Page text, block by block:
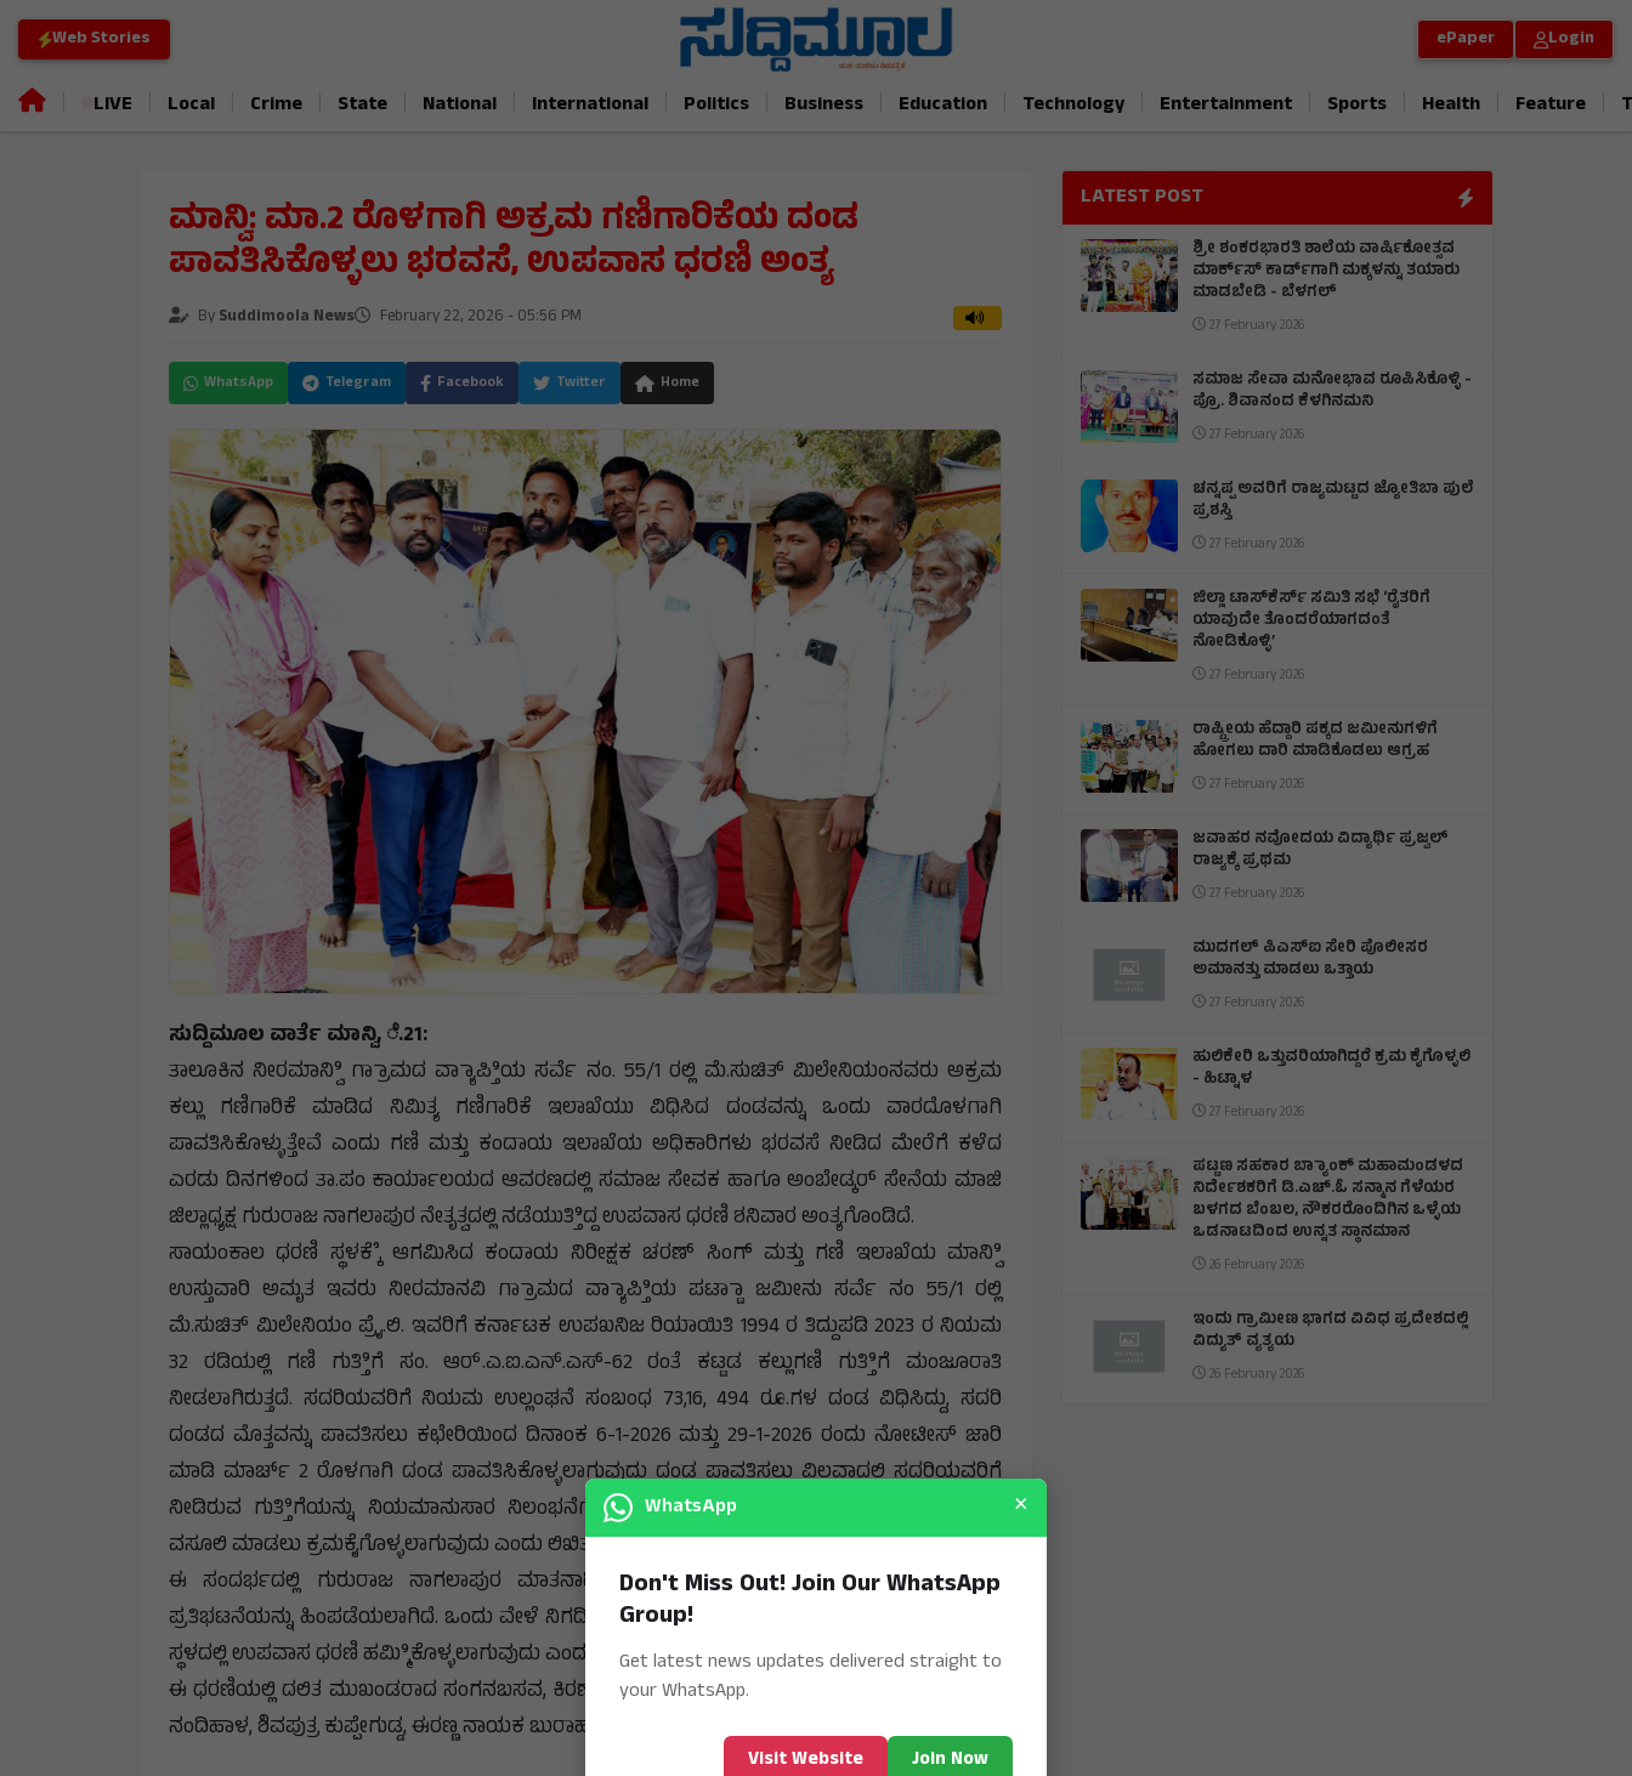
Web Stories ePaper Login
LIVE Local Crime State National International Politics Business Education Technology Entertainment Sports Health Feature
ಮಾನ್ವಿ: ಮಾ.2 ರೊಳಗಾಗಿ ಅಕ್ರಮ ಗಣಿಗಾರಿಕೆಯ ದಂಡ
ಪಾವತಿಸಿಕೊಳ್ಳಲು ಭರವಸೆ, ಉಪವಾಸ ಧರಣಿ ಅಂತ್ಯ
BySuddimoola News February 22, 2026 - 05:56 PM
WhatsApp Telegram Facebook Twitter Home
ಸುದ್ದಿಮೂಲ ವಾರ್ತೆ ಮಾನ್ವಿ, ೆ.21:
ತಾಲೂಕಿನ ನೀರಮಾನ್ವಿಿ ಗ್ರಾಾಮದ ವ್ಯಾಾಪ್ತಿಿಯ ಸರ್ವೆ ನಂ. 55/1 ರಲ್ಲಿ ಮೆ.ಸುಚಿತ್ ಮಿಲೇನಿಯಂನವರು ಅಕ್ರಮ
ಕಲ್ಲು ಗಣಿಗಾರಿಕೆ ಮಾಡಿದ ನಿಮಿತ್ಯ ಗಣಿಗಾರಿಕೆ ಇಲಾಖೆಯು ವಿಧಿಸಿದ ದಂಡವನ್ನು ಒಂದು ವಾರದೊಳಗಾಗಿ
ಪಾವತಿಸಿಕೊಳ್ಳುತ್ತೇವೆ ಎಂದು ಗಣಿ ಮತ್ತು ಕಂದಾಯ ಇಲಾಖೆಯ ಅಧಿಕಾರಿಗಳು ಭರವಸೆ ನೀಡಿದ ಮೇರೆಗೆ ಕಳೆದ
ಎರಡು ದಿನಗಳಿಂದ ತಾ.ಪಂ ಕಾರ್ಯಾಲಯದ ಆವರಣದಲ್ಲಿ ಸಮಾಜ ಸೇವಕ ಹಾಗೂ ಅಂಬೇಡ್ಕರ್ ಸೇನೆಯ ಮಾಜಿ
ಜಿಲ್ಲಾಧ್ಯಕ್ಷ ಗುರುರಾಜ ನಾಗಲಾಪುರ ನೇತೃತ್ವದಲ್ಲಿ ನಡೆಯುತ್ತಿಿದ್ದ ಉಪವಾಸ ಧರಣಿ ಶನಿವಾರ ಅಂತ್ಯಗೊಂಡಿದೆ.
ಸಾಯಂಕಾಲ ಧರಣಿ ಸ್ಥಳಕ್ಕೆೆ ಆಗಮಿಸಿದ ಕಂದಾಯ ನಿರೀಕ್ಷಕ ಚರಣ್ ಸಿಂಗ್ ಮತ್ತು ಗಣಿ ಇಲಾಖೆಯ ಮಾನ್ವಿಿ
ಉಸ್ತುವಾರಿ ಅಮೃತ ಇವರು ನೀರಮಾನವಿ ಗ್ರಾಾಮದ ವ್ಯಾಾಪ್ತಿಿಯ ಪಟ್ಟಾಾ ಜಮೀನು ಸರ್ವೆ ನಂ 55/1 ರಲ್ಲಿ
ಮೆ.ಸುಚಿತ್ ಮಿಲೇನಿಯಂ ಪ್ರೈ.ಲಿ. ಇವರಿಗೆ ಕರ್ನಾಟಕ ಉಪಖನಿಜ ರಿಯಾಯಿತಿ 1994 ರ ತಿದ್ದುಪಡಿ 2023 ರ ನಿಯಮ
32 ರಡಿಯಲ್ಲಿ ಗಣಿ ಗುತ್ತಿಿಗೆ ಸಂ. ಆರ್.ಎ.ಐ.ಎನ್.ಎಸ್-62 ರಂತೆ ಕಟ್ಟಡ ಕಲ್ಲುಗಣಿ ಗುತ್ತಿಿಗೆ ಮಂಜೂರಾತಿ
ನೀಡಲಾಗಿರುತ್ತದೆ. ಸದರಿಯವರಿಗೆ ನಿಯಮ ಉಲ್ಲಂಘನೆ ಸಂಬಂಧ 73,16, 494 ರೂ.ಗಳ ದಂಡ ವಿಧಿಸಿದ್ದು, ಸದರಿ
ದಂಡದ ಮೊತ್ತವನ್ನು ಪಾವತಿಸಲು ಕಛೇರಿಯಿಂದ ದಿನಾಂಕ 6-1-2026 ಮತ್ತು 29-1-2026 ರಂದು ನೋಟೀಸ್ ಜಾರಿ
ಮಾಡಿ ಮಾರ್ಚ್ 2 ರೊಳಗಾಗಿ ದಂಡ ಪಾವತಿಸಿಕೊಳ್ಳಲಾಗುವುದು ದಂಡ ಪಾವತಿಸಲು ವಿಲವಾದಲ್ಲಿ ಸದರಿಯವರಿಗೆ
ನೀಡಿರುವ ಗುತ್ತಿಿಗೆಯನ್ನು ನಿಯಮಾನುಸಾರ ನಿಲಂಭನೆಗೊಳಿಸಿ ದಂಡದ ಮೊತ್ತವನ್ನು ಭೂಕಂದಾಯದ ಮೂಲಕ
ವಸೂಲಿ ಮಾಡಲು ಕ್ರಮಕೈಗೊಳ್ಳಲಾಗುವುದು ಎಂದು ಲಿಖಿತ ಭರವಸೆ ನೀಡಿದರು.
ಈ ಸಂದರ್ಭದಲ್ಲಿ ಗುರುರಾಜ ನಾಗಲಾಪುರ ಮಾತನಾಡಿ ಅಧಿಕಾರಿಗಳು ನೀಡಿದ ಸ್ಪಷ್ಟ ಭರವಸೆಯ ಮೇರೆಗೆ
ಪ್ರತಿಭಟನೆಯನ್ನು ಹಿಂಪಡೆಯಲಾಗಿದೆ. ಒಂದು ವೇಳೆ ನಿಗದಿತ ಅವಧಿಯೊಳಗೆ ದಂಡ ಪಾವತಿಸಿಕೊಳ್ಳದಿದ್ದರೆ ಗಣಿಗಾರಿಕೆ
ಸ್ಥಳದಲ್ಲಿ ಉಪವಾಸ ಧರಣಿ ಹಮ್ಮಿಿಕೊಳ್ಳಲಾಗುವುದು ಎಂದು ಎಚ್ಚರಿಕೆ ನೀಡಿದರು.
ಈ ಧರಣಿಯಲ್ಲಿ ದಲಿತ ಮುಖಂಡರಾದ ಸಂಗನಬಸವ, ಕಿರಣ್ ಉದ್ಬಾಾಳ್, ಹೊಳೆಯಪ್ಪ, ಶಿವಕುಮಾರ್, ಕೆ.ಹುಸೇನಪ್ಪ
ನಂದಿಹಾಳ, ಶಿವಪುತ್ರ ಕುಪ್ಪೇಗುಡ್ಡ, ಈರಣ್ಣ ನಾಯಕ ಬುರಾಹನಪುರ ಮುಂತಾದವರು ಭಾಗವಹಿಸಿದ್ದರು.
LATEST POST
ಶ್ರೀ ಶಂಕರಭಾರತಿ ಶಾಲೆಯ ವಾರ್ಷಿಕೋತ್ಸವ
ಮಾರ್ಕ್‌ಸ್‌ ಕಾರ್ಡ್‌ಗಾಗಿ ಮಕ್ಕಳನ್ನು ತಯಾರು
ಮಾಡಬೇಡಿ - ಬೆಳಗಲ್
27 February 2026
ಸಮಾಜ ಸೇವಾ ಮನೋಭಾವ ರೂಪಿಸಿಕೊಳ್ಳಿ -
ಪ್ರೊ. ಶಿವಾನಂದ ಕೆಳಗಿನಮನಿ
27 February 2026
ಚನ್ನಪ್ಪ ಅವರಿಗೆ ರಾಜ್ಯಮಟ್ಟದ ಜ್ಯೋತಿಬಾ ಪುಲೆ
ಪ್ರಶಸ್ತಿ
27 February 2026
ಜಿಲ್ಲಾ ಟಾಸ್‌‌ಕೆರ್ಸ್ ಸಮಿತಿ ಸಭೆ ‘ರೈತರಿಗೆ
ಯಾವುದೇ ತೊಂದರೆಯಾಗದಂತೆ
ನೋಡಿಕೊಳ್ಳಿ’
27 February 2026
ರಾಷ್ಟ್ರೀಯ ಹೆದ್ದಾರಿ ಪಕ್ಕದ ಜಮೀನುಗಳಿಗೆ
ಹೋಗಲು ದಾರಿ ಮಾಡಿಕೊಡಲು ಆಗ್ರಹ
27 February 2026
ಜವಾಹರ ನವೋದಯ ವಿದ್ಯಾರ್ಥಿ ಪ್ರಜ್ವಲ್
ರಾಜ್ಯಕ್ಕೆ ಪ್ರಥಮ
27 February 2026
ಮುದಗಲ್ ಪಿಎಸ್‌ಐ ಸೇರಿ ಪೊಲೀಸರ
ಅಮಾನತ್ತು ಮಾಡಲು ಒತ್ತಾಯ
27 February 2026
ಹುಲಿಕೇರಿ ಒತ್ತುವರಿಯಾಗಿದ್ದರೆ ಕ್ರಮ ಕೈಗೊಳ್ಳಲಿ
- ಹಿಟ್ನಾಳ
27 February 2026
ಪಟ್ಟಣ ಸಹಕಾರ ಬ್ಯಾಾಂಕ್ ಮಹಾಮಂಡಳದ
ನಿರ್ದೇಶಕರಿಗೆ ಡಿ.ಎಚ್.ಓ ಸನ್ಮಾನ ಗೆಳೆಯರ
ಬಳಗದ ಬೆಂಬಲ, ನೌಕರರೊಂದಿಗಿನ ಒಳ್ಳೆಯ
ಒಡನಾಟದಿಂದ ಉನ್ನತ ಸ್ಥಾನಮಾನ
26 February 2026
ಇಂದು ಗ್ರಾಮೀಣ ಭಾಗದ ವಿವಿಧ ಪ್ರದೇಶದಲ್ಲಿ
ವಿದ್ಯುತ್ ವ್ಯತ್ಯಯ
26 February 2026
WhatsApp ×
Don't Miss Out! Join Our WhatsApp
Group!
Get latest news updates delivered straight to
your WhatsApp.
Visit Website Join Now